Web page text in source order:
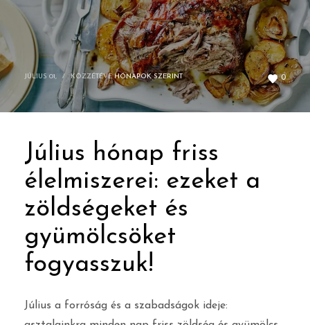
0
JÚLIUS 01, / KÖZZÉTÉVEHÓNAPOK SZERINT
Július hónap friss
élelmiszerei: ezeket a
zöldségeket és
gyümölcsöket
fogyasszuk!
Július a forróság és a szabadságok ideje: